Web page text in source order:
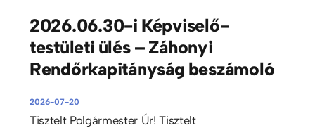
2026.06.30-i Képviselő-
testületi ülés – Záhonyi
Rendőrkapitányság beszámoló
2026-07-20
Tisztelt Polgármester Úr! Tisztelt